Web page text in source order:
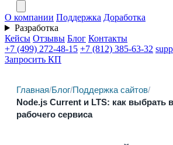
О компании Поддержка Доработка
Разработка
Кейсы Отзывы Блог Контакты
+7 (499) 272-48-15 +7 (812) 385-63-32
Запросить КП
Главная/Блог/Поддержка сайтов/
Node.js Current и LTS: как выбрать
рабочего сервиса